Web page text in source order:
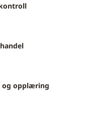
og opplæring